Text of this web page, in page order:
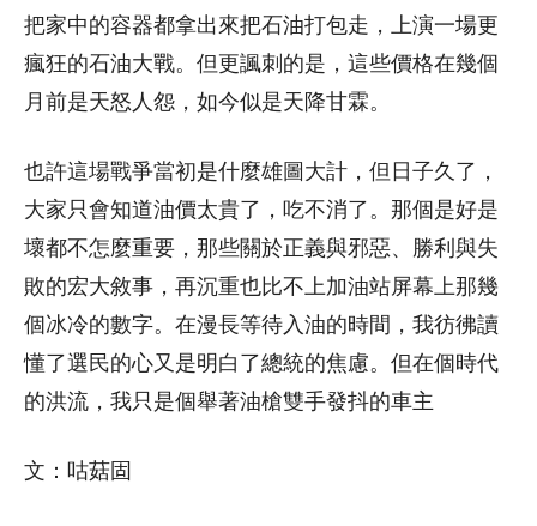
把家中的容器都拿出來把石油打包走，上演一場更
瘋狂的石油大戰。但更諷刺的是，這些價格在幾個
月前是天怒人怨，如今似是天降甘霖。
也許這場戰爭當初是什麼雄圖大計，但日子久了，
大家只會知道油價太貴了，吃不消了。那個是好是
壞都不怎麼重要，那些關於正義與邪惡、勝利與失
敗的宏大敘事，再沉重也比不上加油站屏幕上那幾
個冰冷的數字。在漫長等待入油的時間，我彷彿讀
懂了選民的心又是明白了總統的焦慮。但在個時代
的洪流，我只是個舉著油槍雙手發抖的車主
文：咕菇固